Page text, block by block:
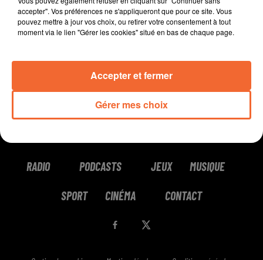
STEREOPHONICS MEGHAN TRAINOR TALISCO
RADIO PODCASTS JEUX MUSIQUE
SPORT CINÉMA CONTACT
accepter". Vos préférences ne s'appliqueront que pour ce site. Vous
pouvez mettre à jour vos choix, ou retirer votre consentement à tout
moment via le lien "Gérer les cookies" situé en bas de chaque page.
Gérer mes choix
Accepter et fermer